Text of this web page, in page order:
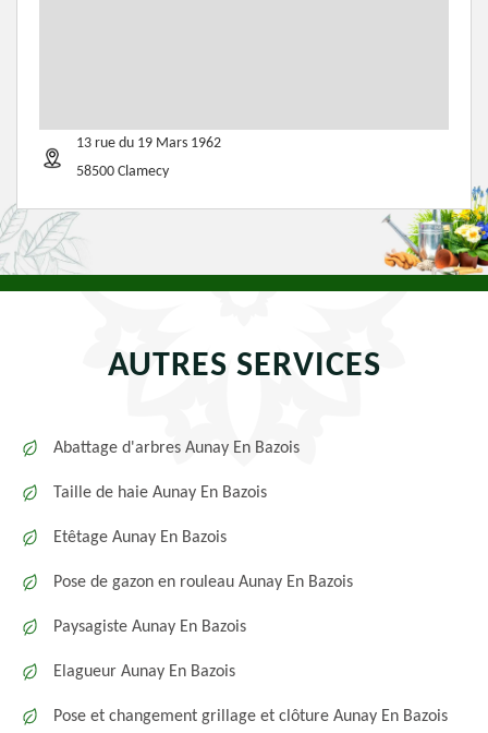
13 rue du 19 Mars 1962
58500 Clamecy
AUTRES SERVICES
Abattage d'arbres Aunay En Bazois
Taille de haie Aunay En Bazois
Etêtage Aunay En Bazois
Pose de gazon en rouleau Aunay En Bazois
Paysagiste Aunay En Bazois
Elagueur Aunay En Bazois
Pose et changement grillage et clôture Aunay En Bazois